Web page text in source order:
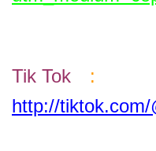
Tik Tok :
http://tiktok.com/